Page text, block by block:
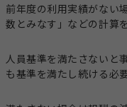
前年度の利用実績がない
数とみなす」などの計算を
人員基準を満たさないと
も基準を満たし続ける必